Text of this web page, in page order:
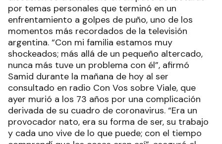
por temas personales que terminó en un
enfrentamiento a golpes de puño, uno de los
momentos más recordados de la televisión
argentina. “Con mi familia estamos muy
shockeados; más allá de un pequeño altercado,
nunca más tuve un problema con él”, afirmó
Samid durante la mañana de hoy al ser
consultado en radio Con Vos sobre Viale, que
ayer murió a los 73 años por una complicación
derivada de su cuadro de coronavirus. “Era un
provocador nato, era su forma de ser, su trabajo
y cada uno vive de lo que puede; con el tiempo